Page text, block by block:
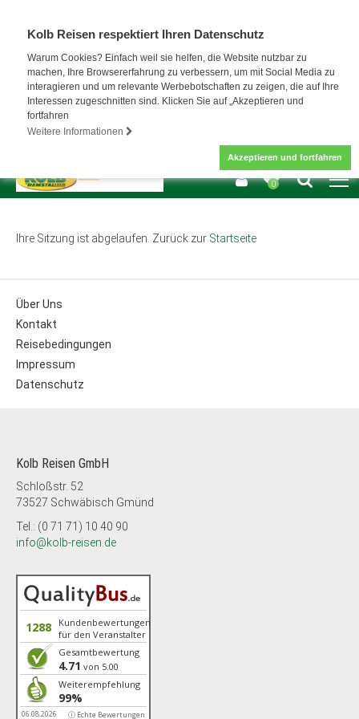
Kolb Reisen respektiert Ihren Datenschutz
Warum Cookies? Einfach weil sie helfen, die Website nutzbar zu
machen, Ihre Browsererfahrung zu verbessern, um mit Social Media zu
interagieren und um relevante Werbebotschaften zu zeigen, die auf Ihre
Interessen zugeschnitten sind. Klicken Sie auf „Akzeptieren und
fortfahren
Weitere Informationen
Akzeptieren und fortfahren
0
Ihre Sitzung ist abgelaufen. Zurück zur Startseite
Über Uns
Kontakt
Reisebedingungen
Impressum
Datenschutz
Kolb Reisen GmbH
Schloßstr. 52
73527 Schwäbisch Gmünd
Tel.: (0 71 71) 10 40 90
info@kolb-reisen.de
1288
Kundenbewertungen
für den Veranstalter
Gesamtbewertung
4.71 von 5.00
Weiterempfehlung
99%
06.08.2026 ⓘ Echte Bewertungen